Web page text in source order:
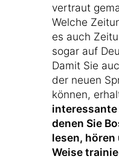
vertraut
Welche
es auch
sogar auf
Damit Sie
der neuen
können,
denen Sie
lesen, hören
Weise